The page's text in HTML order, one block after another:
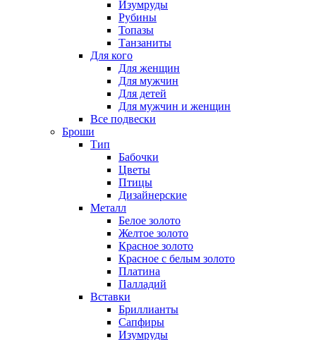
Изумруды
Рубины
Топазы
Танзаниты
Для кого
Для женщин
Для мужчин
Для детей
Для мужчин и женщин
Все подвески
Броши
Тип
Бабочки
Цветы
Птицы
Дизайнерские
Металл
Белое золото
Желтое золото
Красное золото
Красное с белым золото
Платина
Палладий
Вставки
Бриллианты
Сапфиры
Изумруды